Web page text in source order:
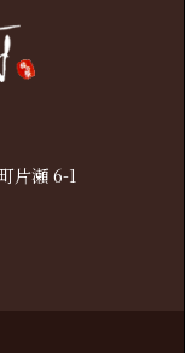
片瀬 6-1